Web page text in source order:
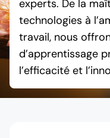
experts. De la
technologies à
travail, nous
d’apprentissage
l’efficacité et